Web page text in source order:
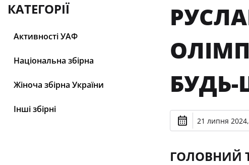
КАТЕГОРІЇ
Активності УАФ
Національна збірна
Жіноча збірна України
Інші збірні
21 липня
ГОЛОВНИЙ